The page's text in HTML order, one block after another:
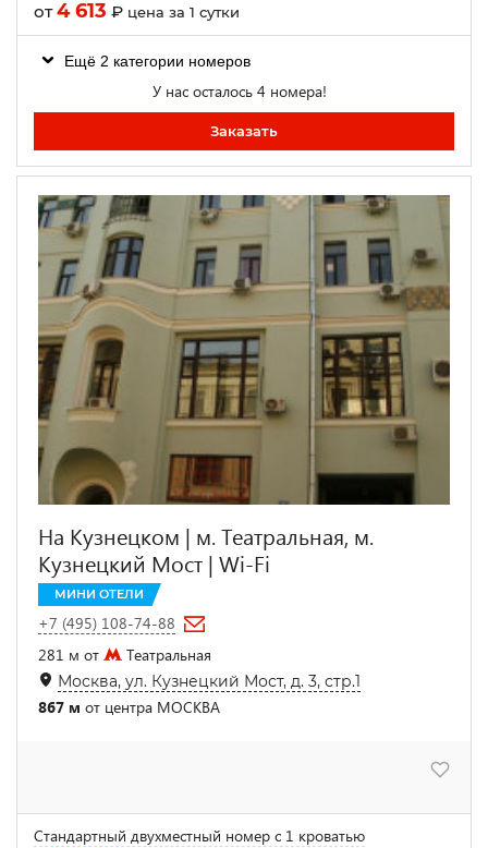
от4 613 ₽ цена за 1 сутки
Ещё 2 категории номеров
У нас осталось 4 номера!
Заказать
На Кузнецком | м. Театральная, м.
Кузнецкий Мост | Wi-Fi
МИНИ ОТЕЛИ
+7 (495) 108-74-88
281 м от
Театральная
Москва, ул. Кузнецкий Мост, д. 3, стр.1
867 м от центра МОСКВА
Стандартный двухместный номер с 1 кроватью